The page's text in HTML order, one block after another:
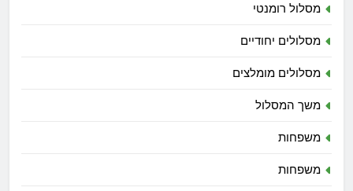
מסלול רומנטי
מסלולים יחודיים
מסלולים מומלצים
משך המסלול
משפחות
משפחות